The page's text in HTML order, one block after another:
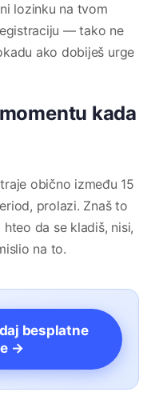
lozinku na tvom
— tako ne
ako dobiješ urge
kada
obično između 15
prolazi. Znaš to
da se kladiš, nisi,
na to.
besplatne
→